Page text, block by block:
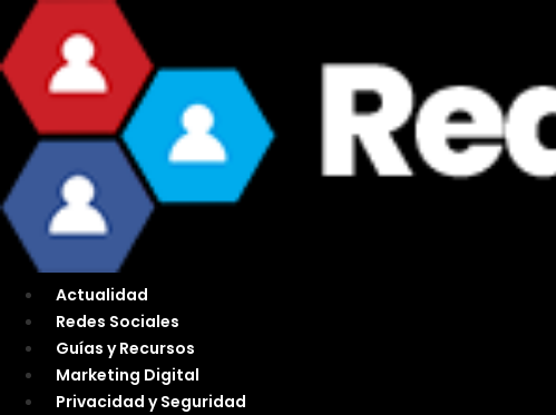
al
contenido
Actualidad
Redes Sociales
Guías y Recursos
Marketing Digital
Privacidad y Seguridad